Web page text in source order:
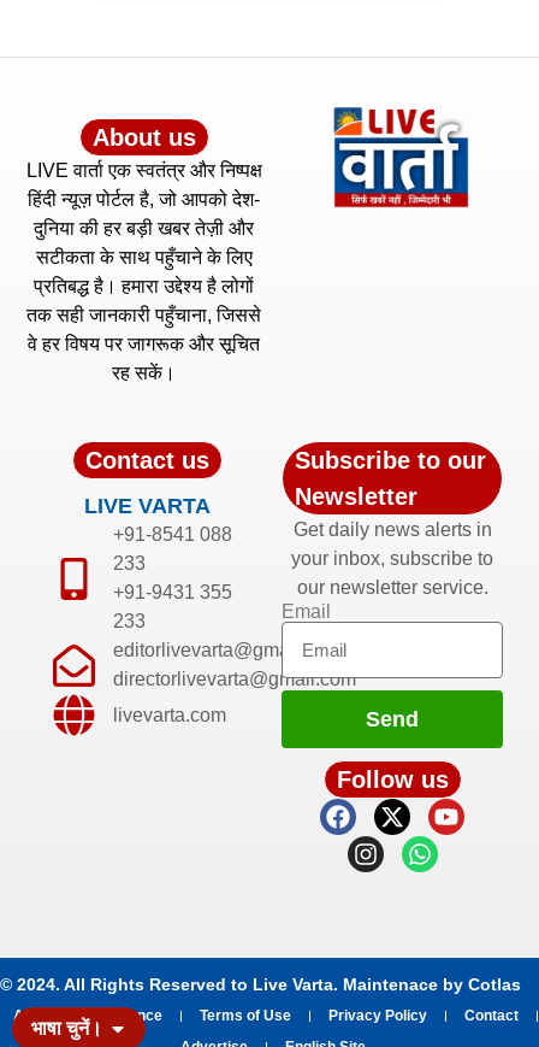
भाषा चुनें।
About us
LIVE वार्ता एक स्वतंत्र और निष्पक्ष
हिंदी न्यूज़ पोर्टल है, जो आपको देश-
दुनिया की हर बड़ी खबर तेज़ी और
सटीकता के साथ पहुँचाने के लिए
प्रतिबद्ध है। हमारा उद्देश्य है लोगों
तक सही जानकारी पहुँचाना, जिससे
वे हर विषय पर जागरूक और सूचित
रह सकें।
Contact us
LIVE VARTA
+91-8541 088
233
+91-9431 355
233
editorlivevarta@gmail.com
directorlivevarta@gmail.com
livevarta.com
Subscribe to our
Newsletter
Get daily news alerts in
your inbox, subscribe to
our newsletter service.
Email
Send
Follow us
© 2024. All Rights Reserved to Live Varta. Maintenace by Cotlas
About Grievance Terms of Use Privacy Policy
Contact